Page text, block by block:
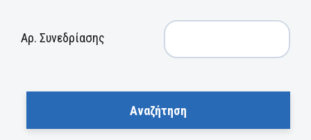
Αρ. Συνεδρίασης